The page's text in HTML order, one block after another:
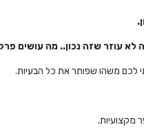
לא עוזר שזה נכון.. מה עושים
לכם משהו שפותר את כל הבעיות.
מקצועיות.